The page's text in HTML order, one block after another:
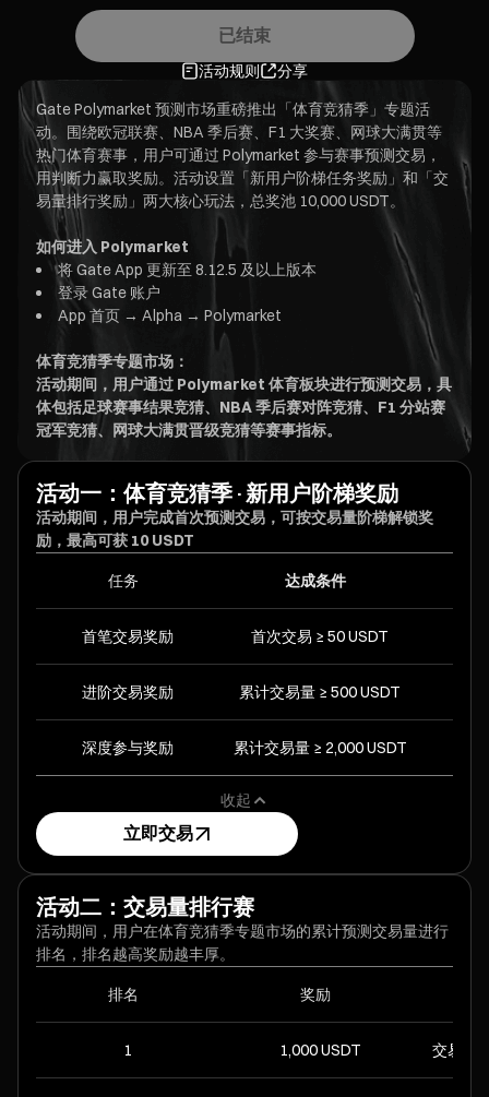
已结束
活动规则
分享
Gate Polymarket 预测市场重磅推出「体育竞猜季」专题活
动。围绕欧冠联赛、NBA 季后赛、F1 大奖赛、网球大满贯等
热门体育赛事，用户可通过 Polymarket 参与赛事预测交易，
用判断力赢取奖励。活动设置「新用户阶梯任务奖励」和「交
易量排行奖励」两大核心玩法，总奖池 10,000 USDT。
如何进入 Polymarket
将 Gate App 更新至 8.12.5 及以上版本
登录 Gate 账户
App 首页 → Alpha → Polymarket
体育竞猜季专题市场：
活动期间，用户通过 Polymarket 体育板块进行预测交易，具
体包括足球赛事结果竞猜、NBA 季后赛对阵竞猜、F1 分站赛
冠军竞猜、网球大满贯晋级竞猜等赛事指标。
活动一：体育竞猜季·新用户阶梯奖励
活动期间，用户完成首次预测交易，可按交易量阶梯解锁奖
励，最高可获 10 USDT
任务 达成条件
首笔交易奖励 首次交易 ≥ 50 USDT
进阶交易奖励 累计交易量 ≥ 500 USDT
深度参与奖励 累计交易量 ≥ 2,000 USDT
收起
立即交易
活动二：交易量排行赛
活动期间，用户在体育竞猜季专题市场的累计预测交易量进行
排名，排名越高奖励越丰厚。
排名 奖励
1 1,000 USDT 交易量